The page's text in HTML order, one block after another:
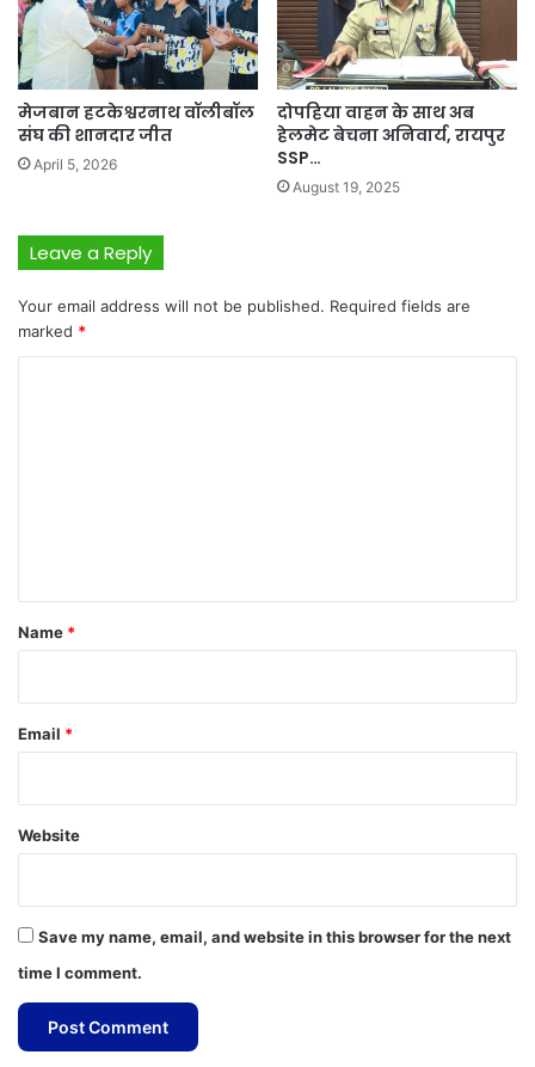
मेजबान हटकेश्वरनाथ वॉलीबॉल
संघ की शानदार जीत
April 5, 2026
दोपहिया वाहन के साथ अब
हेलमेट बेचना अनिवार्य, रायपुर
SSP…
August 19, 2025
Leave a Reply
Your email address will not be published. Required fields are
marked *
*
Name *
Email *
Website
Save my name, email, and website in this browser for the next
time I comment.